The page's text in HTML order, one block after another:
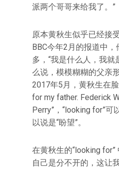
派两个哥哥来给我了。”
原本黄秋生似乎已经接
BBC今年2月的报道中
多，“我是什么人，我就
么说，模模糊糊的父亲
2017年5月，黄秋生在
for my father. Federick
Perry”，“looking for”可
以说是“盼望”。
在黄秋生的“looking
自己是分不开的，这让